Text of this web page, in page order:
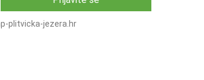
plitvicka-jezera.hr